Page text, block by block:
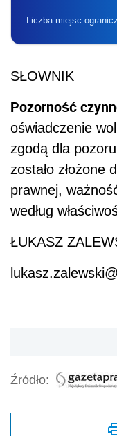
Liczba miejsc
SŁOWNIK
Pozorność
oświadczenie
zgodą dla
zostało złożone
prawnej,
według
ŁUKASZ
Źródło: